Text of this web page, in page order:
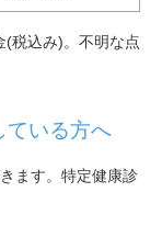
税込み)。不明な点
ている方へ
ます。特定健康診